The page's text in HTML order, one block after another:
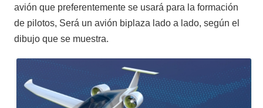
avión que preferentemente se usará para la formación
de pilotos, Será un avión biplaza lado a lado, según el
dibujo que se muestra.